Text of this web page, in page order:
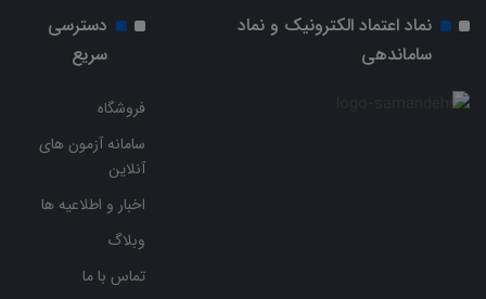
نماد اعتماد الکترونیک و نماد
ساماندهی
دسترسی
سریع
فروشگاه
سامانه آزمون های
آنلاین
اخبار و اطلاعیه ها
وبلاگ
تماس با ما